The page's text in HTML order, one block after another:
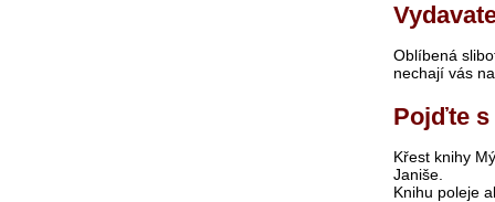
Oblíbená
nechají vás
Pojďte s
Křest knihy
Janiše.
Knihu poleje